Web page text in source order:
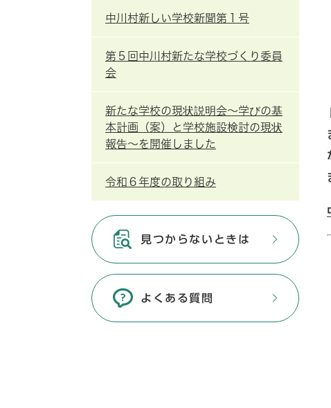
中川村新しい学校新聞第１号
第５回中川村新たな学校づくり委員
会
新たな学校の現状説明会～学びの基
本計画（案）と学校施設検討の現状
報告～を開催しました
令和６年度の取り組み
見つからないときは
よくある質問